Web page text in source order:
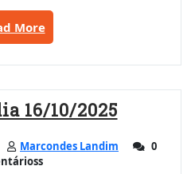
More“Pauta
do
dia
16/10/2025
Marcondes Landim
0